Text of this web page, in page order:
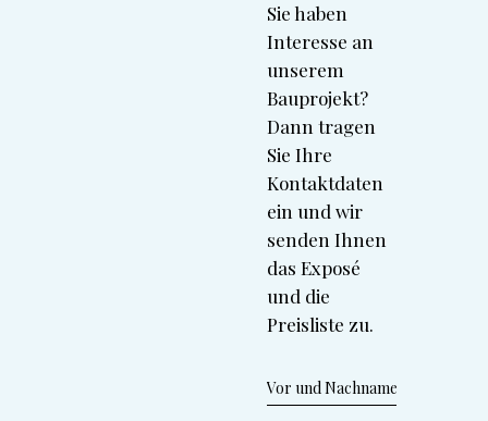
Sie haben
Interesse an
unserem
Bauprojekt?
Dann tragen
Sie Ihre
Kontaktdaten
ein und wir
senden Ihnen
das Exposé
und die
Preisliste zu.